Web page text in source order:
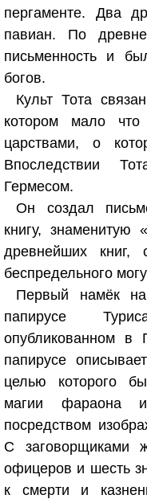
пергаменте. Два
павиан. По
письменность и
богов.
Культ Тота
котором мало
царствами, о
Впоследствии
Гермесом.
Он создал
книгу, знаменитую
древнейших
беспредельного
Первый намёк
папирусе
опубликованном
папирусе
целью которого
магии фараона
посредством
С заговорщиками
офицеров и шесть
к смерти и